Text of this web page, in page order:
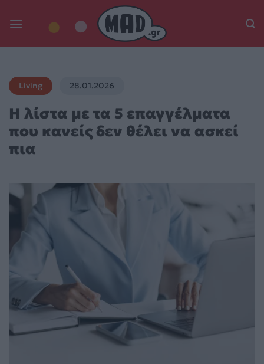
Living 28.01.2026
Η λίστα με τα 5 επαγγέλματα
που κανείς δεν θέλει να ασκεί
πια